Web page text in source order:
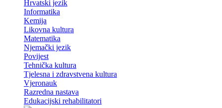
Hrvatski jezik
Informatika
Kemija
Likovna kultura
Matematika
Njemački jezik
Povijest
Tehnička kultura
Tjelesna i zdravstvena kultura
Vjeronauk
Razredna nastava
Edukacijski rehabilitatori